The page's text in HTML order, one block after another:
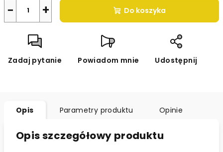
+
− Do koszyka
Zadaj pytanie Powiadom mnie Udostępnij
Opis Parametry produktu Opinie
Opis szczegółowy produktu